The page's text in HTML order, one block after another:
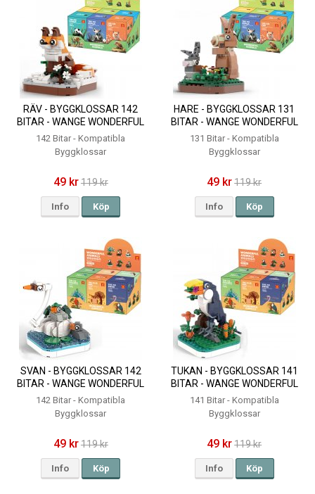
RÄV - BYGGKLOSSAR 142
BITAR - WANGE WONDERFUL
ANIMALS
142 Bitar - Kompatibla
Byggklossar
49 kr119 kr
Info Köp
HARE - BYGGKLOSSAR 131
BITAR - WANGE WONDERFUL
ANIMALS
131 Bitar - Kompatibla
Byggklossar
49 kr119 kr
Info Köp
SVAN - BYGGKLOSSAR 142
BITAR - WANGE WONDERFUL
ANIMALS
142 Bitar - Kompatibla
Byggklossar
49 kr119 kr
Info Köp
TUKAN - BYGGKLOSSAR 141
BITAR - WANGE WONDERFUL
ANIMALS
141 Bitar - Kompatibla
Byggklossar
49 kr119 kr
Info Köp